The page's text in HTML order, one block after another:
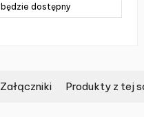
Załączniki Produkty z tej